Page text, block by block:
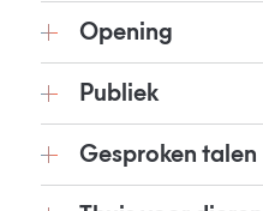
Opening
Publiek
Gesproken talen